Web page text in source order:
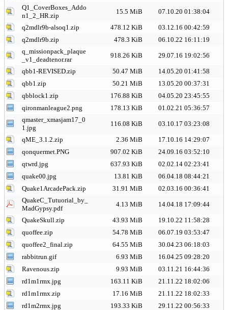
Q1_CoverBoxes_Addo
n1_2_HR.zip
15.5 MiB 07.10.20 01:38:04
q2mdlr9b-alsoq1.zip 478.12 KiB
03.12.16 00:42:59
q2mdlr9b.zip
478.3 KiB
06.10.22 16:11:19
q_missionpack_plaque
_v1_deadtenor.rar
918.26 KiB 29.07.16 19:02:56
qbb1-REVISED.zip 50.47 MiB
14.05.20 01:41:58
qbb1.zip
50.21 MiB
13.05.20 00:37:31
qbblock1.zip
176.88 KiB
04.05.20 23:45:55
qironmanleague2.png
178.13 KiB
01.02.21 05:36:57
qmaster_xmasjam17_0
1.jpg
116.08 KiB 03.10.17 03:23:08
qME_3.1.2.zip 2.36 MiB
17.10.16 14:29:07
qonquermet.PNG
907.02 KiB
24.09.16 03:52:10
qtwrd.jpg
637.93 KiB
02.02.14 02:23:41
quake00.jpg
13.81 KiB
06.04.18 08:44:21
Quake1ArcadePack.zip
31.91 MiB
02.03.16 00:36:41
QuakeC_Tutuorial_by_
MadGypsy.pdf
4.13 MiB 14.04.18 17:09:44
QuakeSkull.zip 43.93 MiB
19.10.22 11:58:28
quoffee.zip
54.78 MiB
06.07.19 03:53:47
quoffee2_final.zip
64.55 MiB
30.04.23 06:18:03
rabbitrun.gif
6.93 MiB
16.04.25 09:28:20
Ravenous.zip
9.93 MiB
03.11.21 16:44:36
rd1m1rmx.jpg
163.11 KiB
21.11.22 18:02:06
rd1m1rmx.zip
17.16 MiB
21.11.22 18:02:33
rd1m2rmx.jpg
193.33 KiB
29.11.22 00:56:33